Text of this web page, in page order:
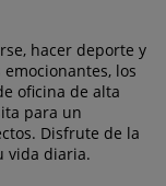
hacer deporte y
los
oficina de alta
para un
Disfrute de la
vida diaria.